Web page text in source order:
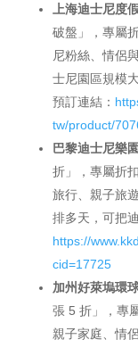
上海迪士尼度
破盤」，專屬
尼粉絲、情侶
士尼園區規模
預訂連結：
tw/product/
巴黎迪士尼樂
折」，專屬折
旅行、親子旅
排多天，可把
https://
cid=17725
加州好萊塢環
張 5 折」，專
親子家庭、情